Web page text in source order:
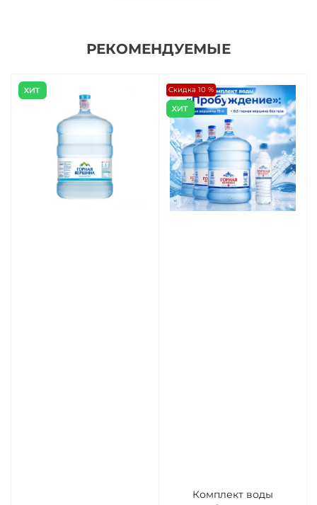
РЕКОМЕНДУЕМЫЕ
Скидка 10 %
Комплект воды